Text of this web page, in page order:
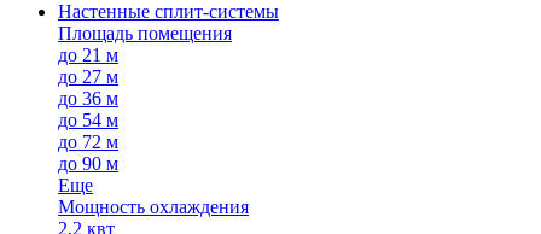
Настенные сплит-системы
Площадь помещения
до 21 м
до 27 м
до 36 м
до 54 м
до 72 м
до 90 м
Еще
Мощность охлаждения
2,2 квт